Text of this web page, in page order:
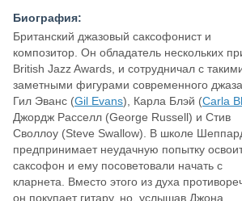
Биография:
Британский джазовый саксофонист и
композитор. Он обладатель нескольких
British Jazz Awards, и сотрудничал с
заметными фигурами современного
Гил Эванс (Gil Evans), Карла Блэй (Carla
Джордж Расселл (George Russell) и Стив
Своллоу (Steve Swallow). В школе
предпринимает неудачную попытку
саксофон и ему посоветовали начать с
кларнета. Вместо этого из духа
он покупает гитару, но, услышав Джона